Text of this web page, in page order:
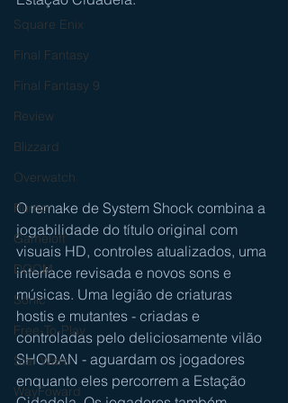
Square Enix
Final Fantasy
Final Fantasy 9
Review
Blizzard
Overwatch
Rumor
Gameloft
DOOM
Sonic
Free-To-Play
Star Wars
WayFoward
O remake de System Shock combina a
jogabilidade do título original com
visuais HD, controles atualizados, uma
interface revisada e novos sons e
músicas. Uma legião de criaturas
hostis e mutantes - criadas e
controladas pelo deliciosamente vilão
SHODAN - aguardam os jogadores
enquanto eles percorrem a Estação